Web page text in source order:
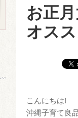
お正
オス
こんにちは!
沖縄子育て良